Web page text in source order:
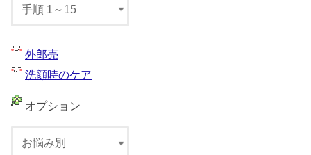
外郎売
洗顔時のケア
オプション